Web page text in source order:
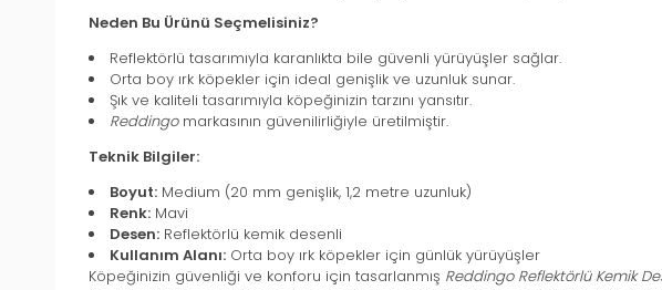
Neden Bu Ürünü Seçmelisiniz?
Reflektörlü tasarımıyla karanlıkta bile güvenli yürüyüşler sağlar.
Orta boy ırk köpekler için ideal genişlik ve uzunluk sunar.
Şık ve kaliteli tasarımıyla köpeğinizin tarzını yansıtır.
Reddingomarkasının güvenilirliğiyle üretilmiştir.
Teknik Bilgiler:
Boyut: Medium (20 mm genişlik, 1,2 metre uzunluk)
Renk: Mavi
Desen: Reflektörlü kemik desenli
Kullanım Alanı: Orta boy ırk köpekler için günlük yürüyüşler
Köpeğinizin güvenliği ve konforu için tasarlanmış Reddingo Reflektörlü Kemik